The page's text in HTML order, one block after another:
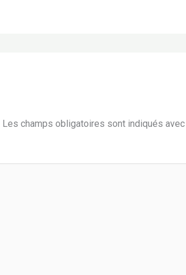
Les champs obligatoires sont indiqués avec